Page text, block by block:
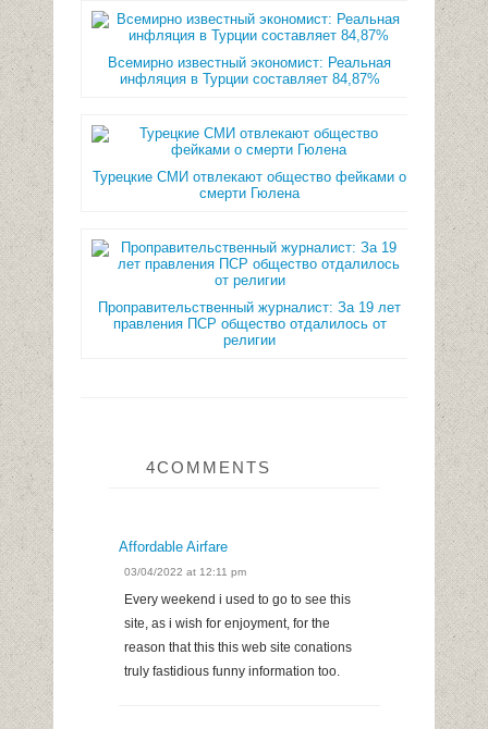
Всемирно известный экономист: Реальная
инфляция в Турции составляет 84,87%
Турецкие СМИ отвлекают общество фейками о
смерти Гюлена
Проправительственный журналист: За 19 лет
правления ПСР общество отдалилось от
религии
4COMMENTS
Affordable Airfare
03/04/2022 at 12:11 pm
Every weekend i used to go to see this
site, as i wish for enjoyment, for the
reason that this this web site conations
truly fastidious funny information too.